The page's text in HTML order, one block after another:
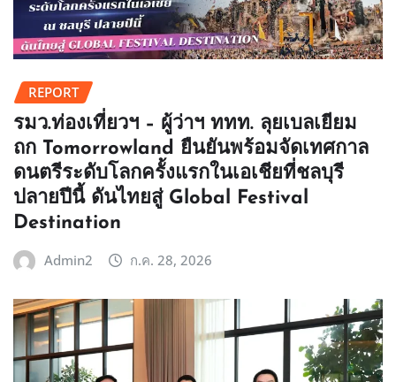
REPORT
รมว.ท่องเที่ยวฯ – ผู้ว่าฯ ททท. ลุยเบลเยียม
ถก Tomorrowland ยืนยันพร้อมจัดเทศกาล
ดนตรีระดับโลกครั้งแรกในเอเชียที่ชลบุรี
ปลายปีนี้ ดันไทยสู่ Global Festival
Destination
Admin2 ก.ค. 28, 2026